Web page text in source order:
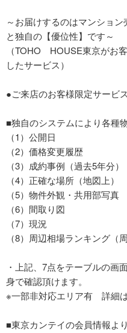
～お届けするのはマンション
と独自の【優位性】です～
（TOHO HOUSE東京がお
したサービス）
●ご来店のお客様限定サービ
■独自のシステムにより各種
（1）公開日
（2）価格変更履歴
（3）成約事例（過去5年分）
（4）正確な場所（地図上）
（5）物件外観・共用部写真
（6）間取り図
（7）現況
（8）周辺相場ランキング（
・上記、7点をテーブルの画
身で確認頂けます。
※一部非対応エリア有 詳細は
■東京カンテイの会員情報より